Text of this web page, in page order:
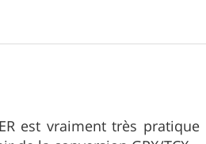
est vraiment très